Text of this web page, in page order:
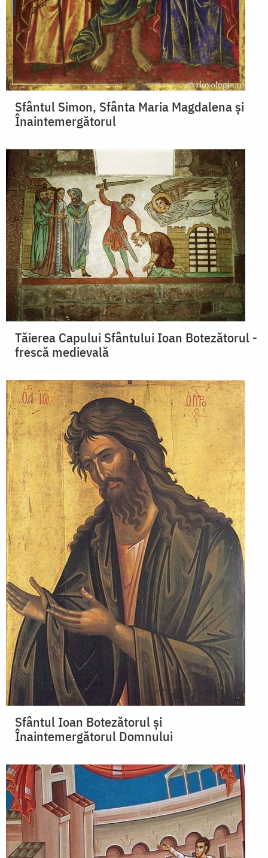
Sfântul Simon, Sfânta Maria Magdalena şi
Înaintemergătorul
Tăierea Capului Sfântului Ioan Botezătorul -
frescă medievală
Sfântul Ioan Botezătorul şi
Înaintemergătorul Domnului